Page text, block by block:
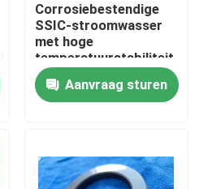
Corrosiebestendige
SSIC-stroomwasser
met hoge
temperatuurstabiliteit
en lage wrijving voor
industriële
toepassingen
Aanvraag sturen